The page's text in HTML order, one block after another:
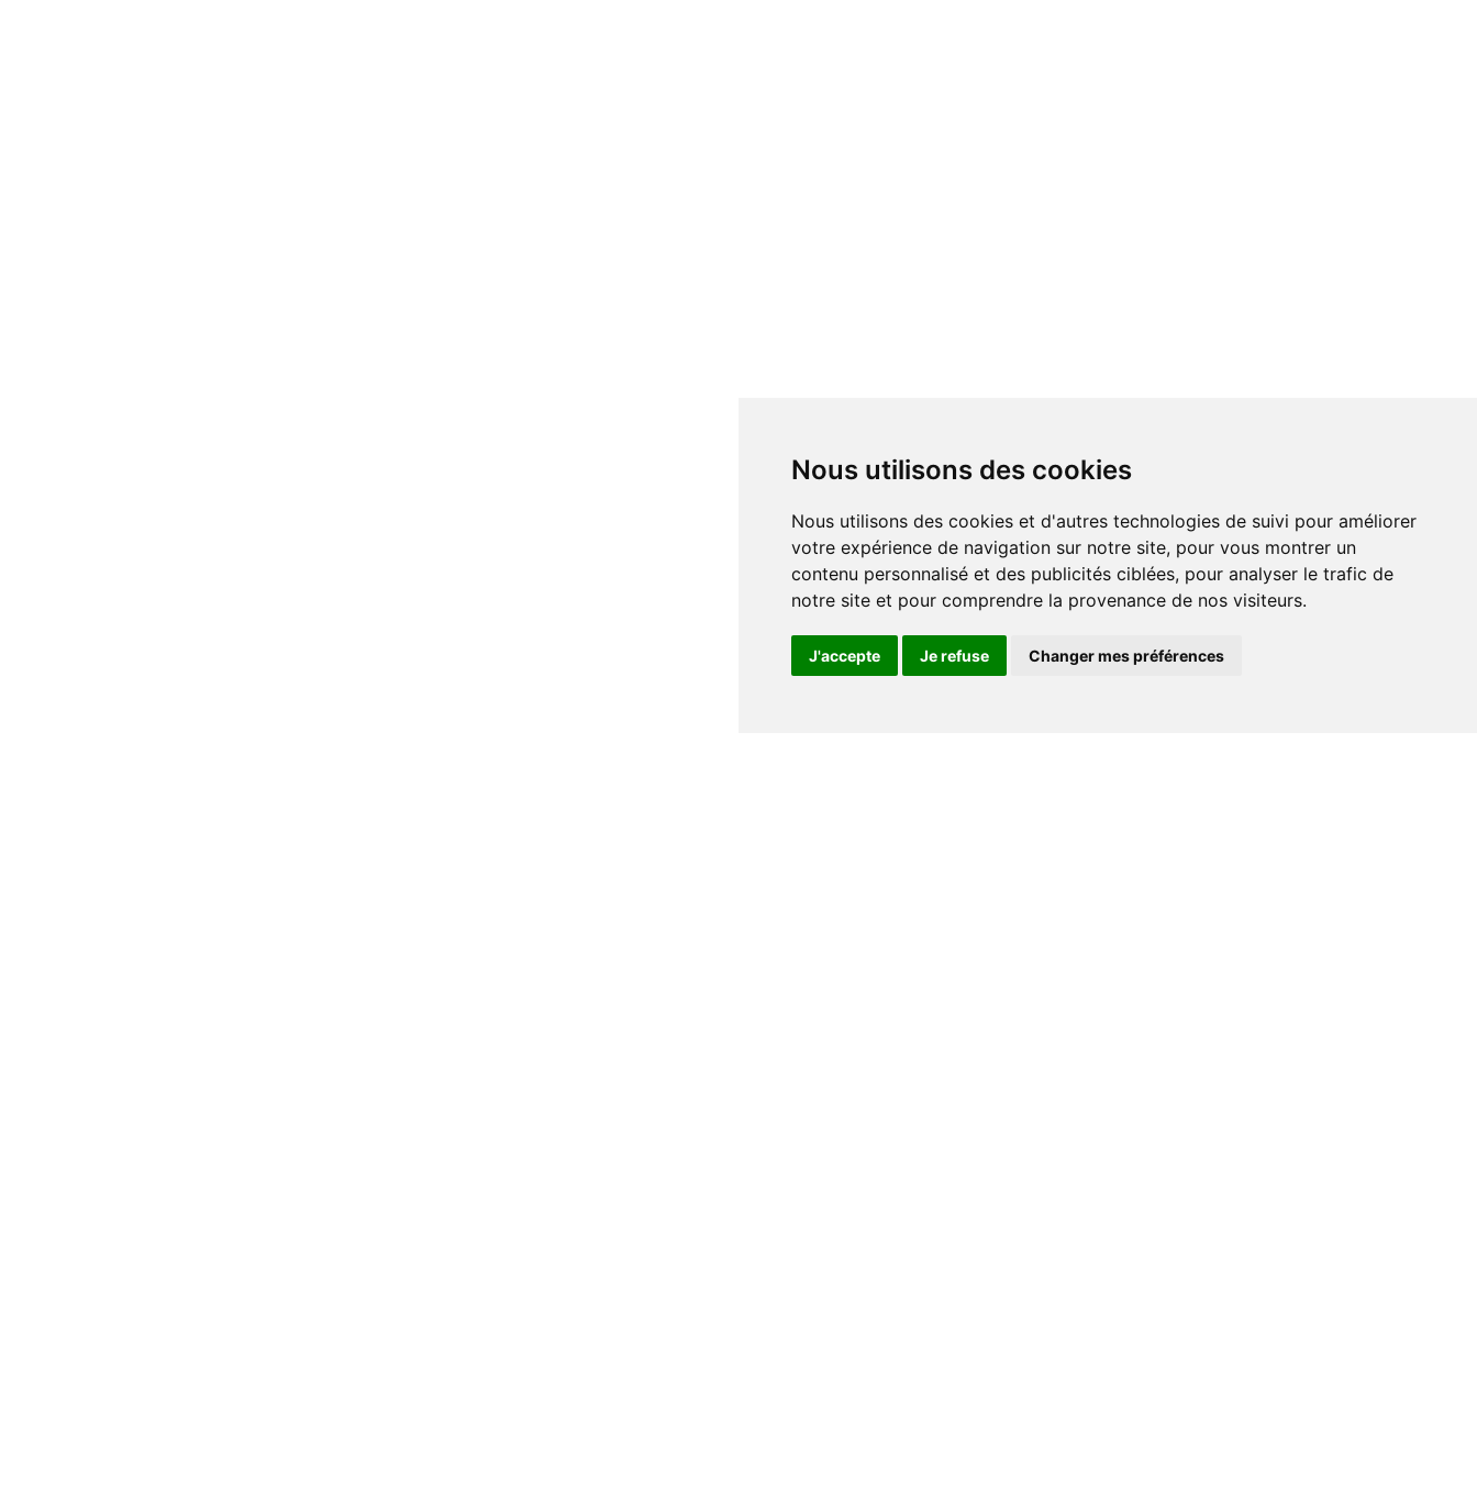
Nous utilisons des cookies
Nous utilisons des cookies et d'autres technologies de suivi pour améliorer
votre expérience de navigation sur notre site, pour vous montrer un
contenu personnalisé et des publicités ciblées, pour analyser le trafic de
notre site et pour comprendre la provenance de nos visiteurs.
J'accepte Je refuse Changer mes préférences